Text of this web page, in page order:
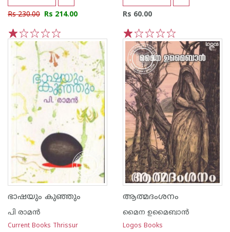
Rs 230.00 Rs 214.00
2
1
Rs 60.00
5
4
3
2
1
ഭാഷയും കുഞ്ഞും
പി രാമ‌ന്‍
Current Books Thrissur
ആത്മദംശനം
മൈന ഉമൈബാന്‍
Logos Books